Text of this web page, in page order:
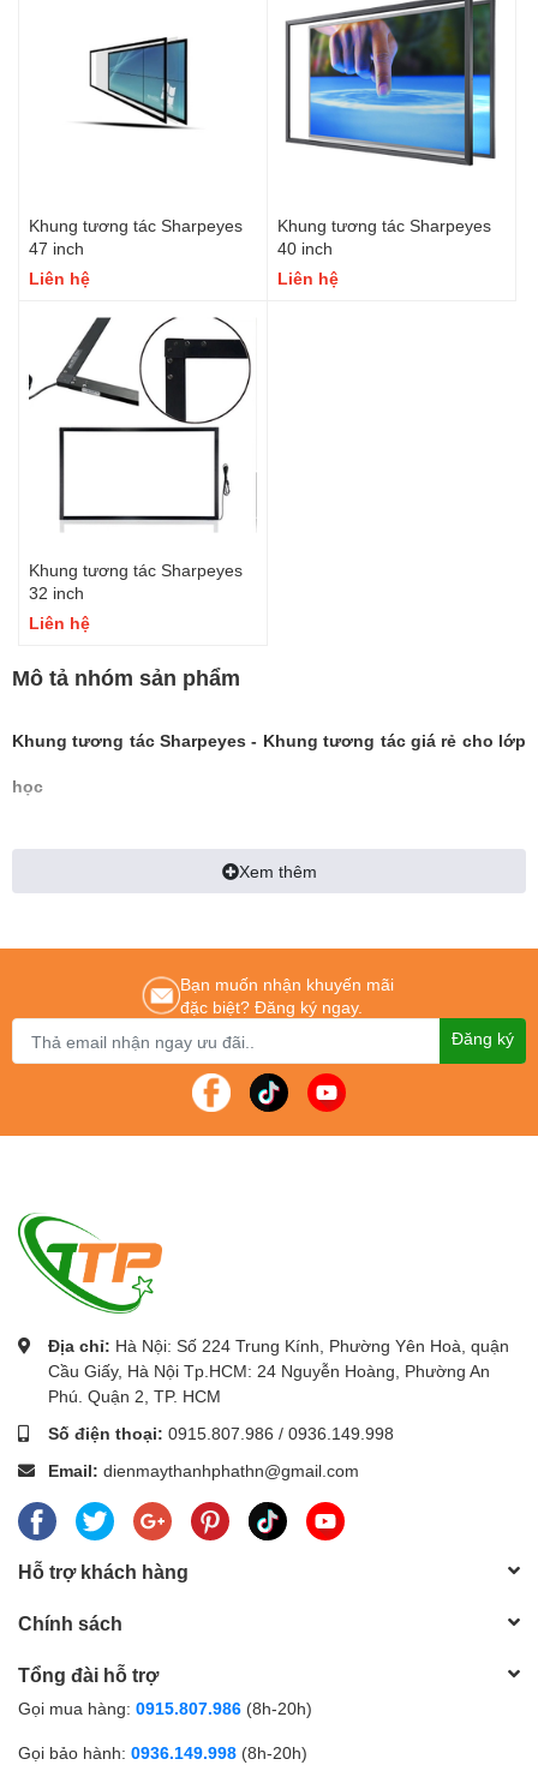
Khung tương tác Sharpeyes
47 inch
Liên hệ
Khung tương tác Sharpeyes
40 inch
Liên hệ
Khung tương tác Sharpeyes
32 inch
Liên hệ
Mô tả nhóm sản phẩm
Khung tương tác Sharpeyes- Khung tương tác giá rẻ cho lớp
học
là thiết bị thông minh được gắn trực tiếp lên tivi giúp biến tivi
Khung tương tác thông minh
sử dụng công nghệ cảm ứng đa điểm, hỗ trợ
nhiều người có thể chấm chạm cùng lúc. Bởi vậy
dụng trong nhiều lĩnh vực như giáo dục, kinh doanh, hội thảo hay cho con trẻ
vừa học vừa chơi tại nhà,..
Cách sử dụng khung tương tác Sharpeyes
tiếp lên tivi là có thể sử dụng như một chiếc Smart tivi. Khi đó người dùng cần
khung.
Xem thêm
Bạn muốn nhận khuyến mãi
đặc biệt? Đăng ký ngay.
Đăng ký
Địa chỉ: Hà Nội: Số 224 Trung Kính, Phường Yên Hoà, quận
Cầu Giấy, Hà Nội Tp.HCM: 24 Nguyễn Hoàng, Phường An
Phú. Quận 2, TP. HCM
Số điện thoại: 0915.807.986 / 0936.149.998
Email: dienmaythanhphathn@gmail.com
Hỗ trợ khách hàng
Chính sách
Tổng đài hỗ trợ
Gọi mua hàng: 0915.807.986 (8h-20h)
Gọi bảo hành: 0936.149.998 (8h-20h)